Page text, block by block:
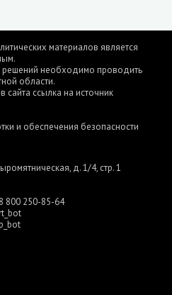
материалов является
решений необходимо проводить
области.
сайта ссылка на источник
и обеспечения безопасности
д. 1/4, стр. 1
8 800 250-85-64